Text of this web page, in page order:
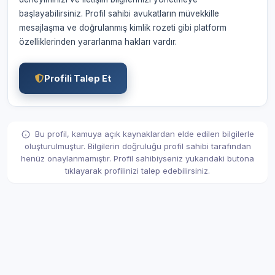
başlayabilirsiniz. Profil sahibi avukatların müvekkille
mesajlaşma ve doğrulanmış kimlik rozeti gibi platform
özelliklerinden yararlanma hakları vardır.
Profili Talep Et
Bu profil, kamuya açık kaynaklardan elde edilen bilgilerle
oluşturulmuştur. Bilgilerin doğruluğu profil sahibi tarafından
henüz onaylanmamıştır. Profil sahibiyseniz yukarıdaki butona
tıklayarak profilinizi talep edebilirsiniz.